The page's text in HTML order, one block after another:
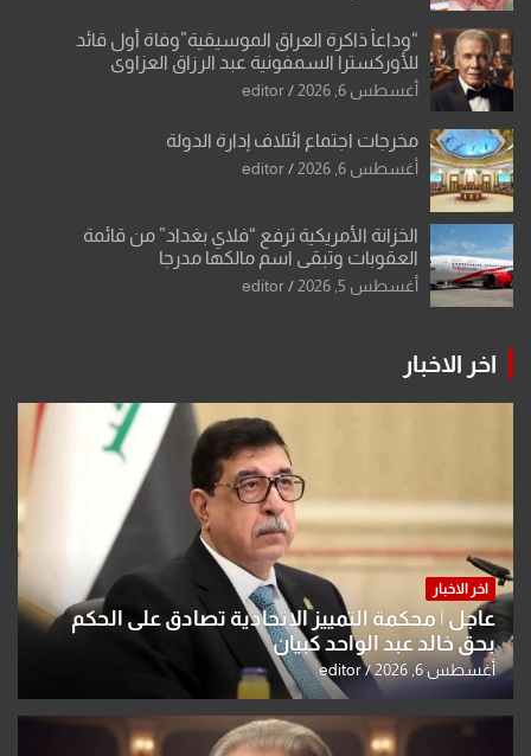
“وداعاً ذاكرة العراق الموسيقية”وفاة أول قائد
للأوركسترا السمفونية عبد الرزاق العزاوي
أغسطس 6, 2026 editor
مخرجات اجتماع ائتلاف إدارة الدولة
أغسطس 6, 2026 editor
الخزانة الأمريكية ترفع “فلاي بغداد” من قائمة
العقوبات وتبقي اسم مالكها مدرجا
أغسطس 5, 2026 editor
اخر الاخبار
اخر الاخبار
عاجل | محكمة التمييز الاتحادية تصادق على الحكم
بحق خالد عبد الواحد كبيان
أغسطس 6, 2026 editor